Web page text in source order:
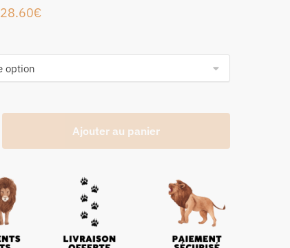
28.60€
Ajouter au panier